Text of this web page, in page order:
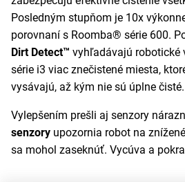
Posledným stupňom je 10x
porovnaní s Roomba® série 600.
Dirt Detect™ vyhľadávajú robotické
série i3 viac znečistené miesta,
vysávajú, až kým nie sú úplne čisté.
Vylepšením prešli aj senzory
senzory upozornia robot na
sa mohol zaseknúť. Vycúva a